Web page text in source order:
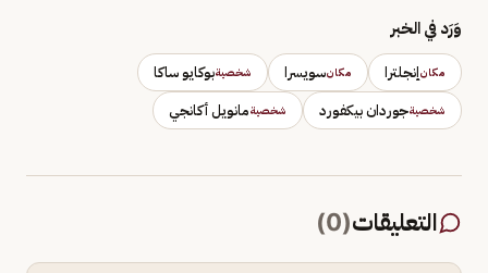
وَرَد في الخبر
مكانإنجلترا مكانسويسرا شخصيةبوكايو ساكا
شخصيةجوردان بيكفورد شخصيةمانويل أكانجي
التعليقات(
0
)